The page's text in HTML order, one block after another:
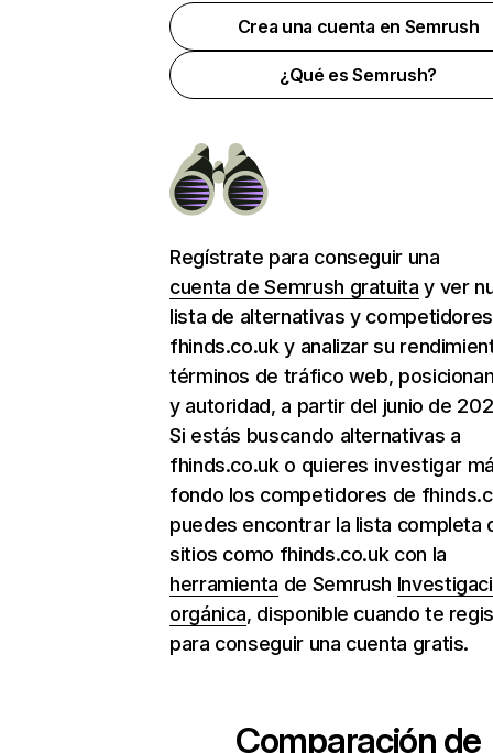
Crea una cuenta en Semrush
¿Qué es Semrush?
Regístrate para conseguir una
cuenta de Semrush gratuita y ver
lista de alternativas y
fhinds.co.uk y analizar su
términos de tráfico web,
y autoridad, a partir del junio de
Si estás buscando alternativas a
fhinds.co.uk o quieres investigar
fondo los competidores de
puedes encontrar la lista completa
sitios como fhinds.co.uk con la
herramienta de Semrush
orgánica, disponible cuando te
para conseguir una cuenta gratis.
Comparación de